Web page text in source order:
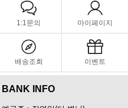
1:1문의 마이페이지
배송조회 이벤트
BANK INFO